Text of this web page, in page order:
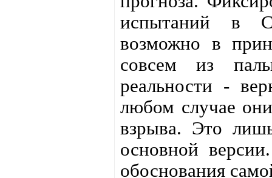
испытаний в
возможно в
совсем из
реальности -
любом случае
взрыва. Это
основной
обоснования